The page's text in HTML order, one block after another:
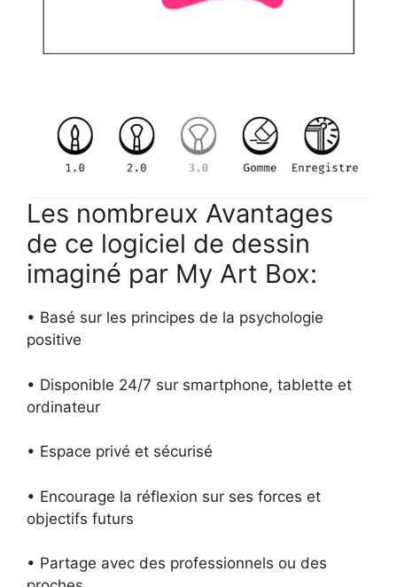
Les nombreux Avantages
de ce logiciel de dessin
imaginé par My Art Box:
• Basé sur les principes de la psychologie
positive
• Disponible 24/7 sur smartphone, tablette et
ordinateur
• Espace privé et sécurisé
• Encourage la réflexion sur ses forces et
objectifs futurs
• Partage avec des professionnels ou des